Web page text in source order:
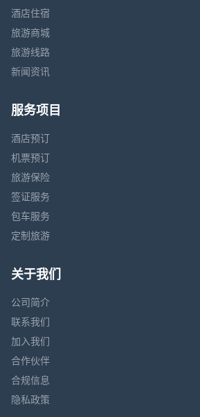
酒店住宿
旅游商城
旅游线路
新闻资讯
服务项目
酒店预订
机票预订
旅游保险
签证服务
包车服务
定制旅游
关于我们
公司简介
联系我们
加入我们
合作伙伴
合规信息
隐私政策